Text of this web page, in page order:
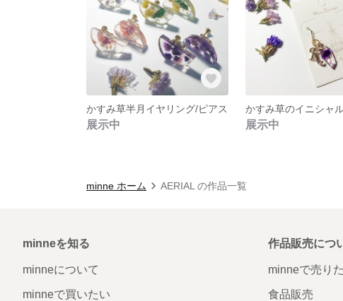
かすみ草半月イヤリング/ピアス
展示中 展示中
minne ホーム AERIAL の作品一覧
minneを知る
minneについて
minneで買いたい
作品販売につ
minneで売り
食品販売